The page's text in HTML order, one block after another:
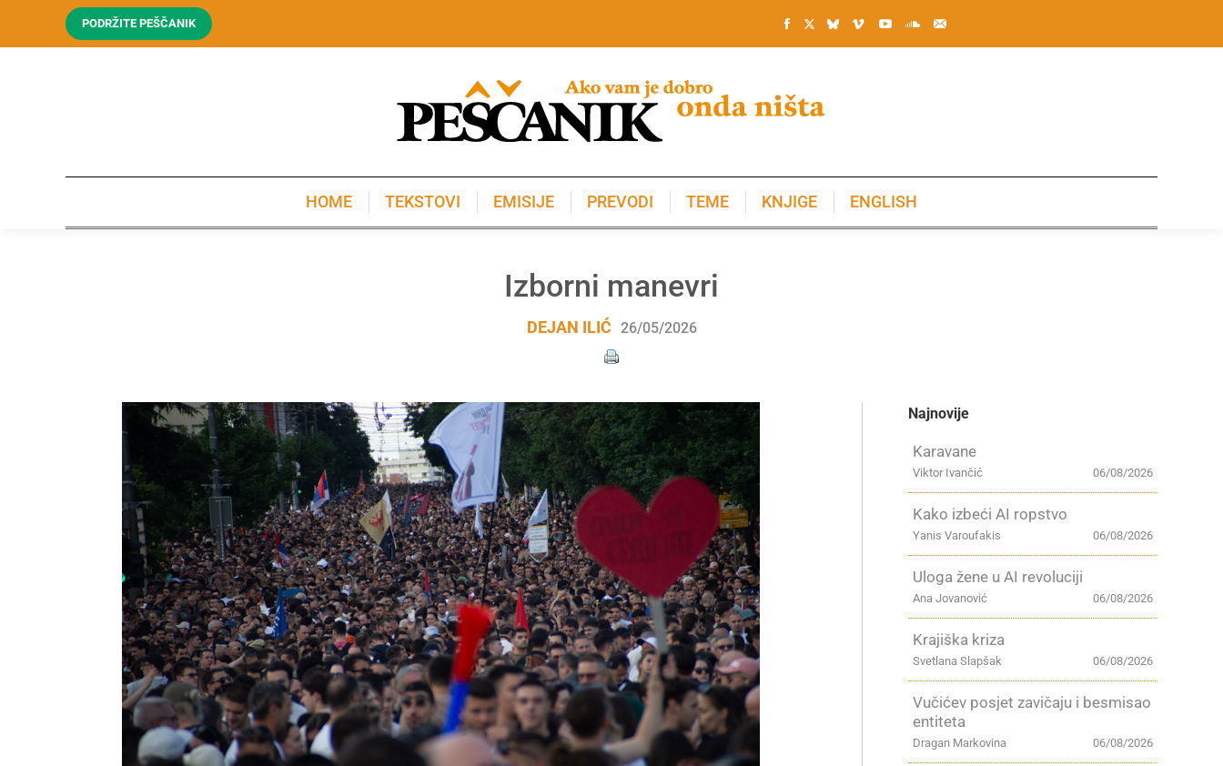
PODRŽITE PEŠČANIK
HOME TEKSTOVI EMISIJE PREVODI TEME KNJIGE ENGLISH
Izborni manevri
DEJAN ILIĆ 26/05/2026
Najnovije
Karavane
06/08/2026
Viktor Ivančić
Kako izbeći AI ropstvo
06/08/2026
Yanis Varoufakis
Uloga žene u AI revoluciji
06/08/2026
Ana Jovanović
Krajiška kriza
06/08/2026
Svetlana Slapšak
Vučićev posjet zavičaju i besmisao
entiteta
06/08/2026
Dragan Markovina
KNJIGE ENGLISH